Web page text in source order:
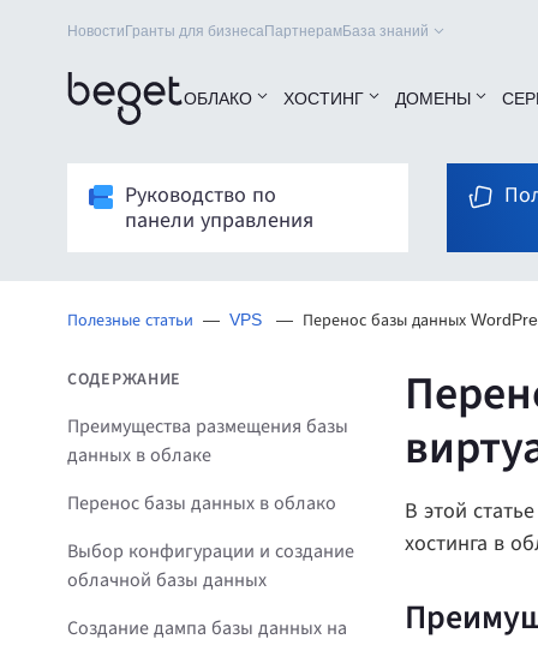
Новости Гранты для бизнесаПартнерамБаза знаний
ОБЛАКО ХОСТИНГ ДОМЕНЫ
Руководство по
панели управления
Полезные статьи VPS Перенос базы данных
СОДЕРЖАНИЕ
Преимущества размещения базы
данных в облаке
Перенос базы данных в облако
Выбор конфигурации и создание
облачной базы данных
Создание дампа базы данных на
В этой
хостинга в